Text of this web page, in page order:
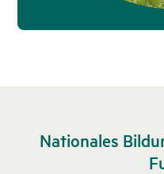
Nationales